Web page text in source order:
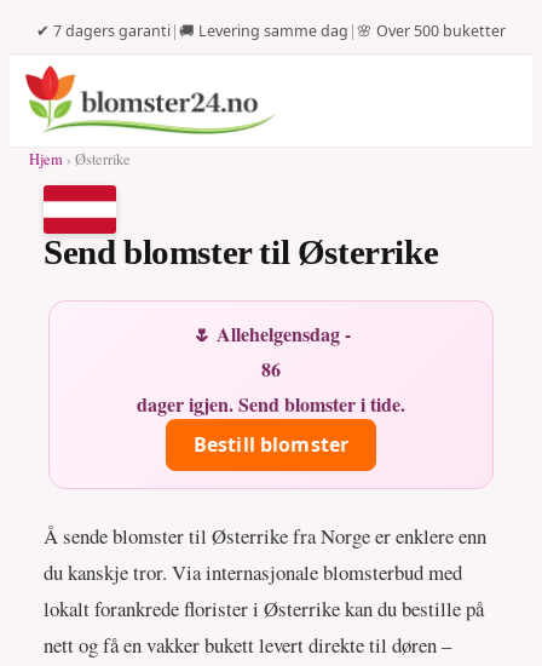
✔ 7 dagers garanti|🚚 Levering samme dag |🌸 Over 500 buketter
Hjem › Østerrike
Send blomster til Østerrike
🌷 Allehelgensdag -
86
dager igjen. Send blomster i tide.
Bestill blomster
Å sende blomster til Østerrike fra Norge er enklere enn
du kanskje tror. Via internasjonale blomsterbud med
lokalt forankrede florister i Østerrike kan du bestille på
nett og få en vakker bukett levert direkte til døren –